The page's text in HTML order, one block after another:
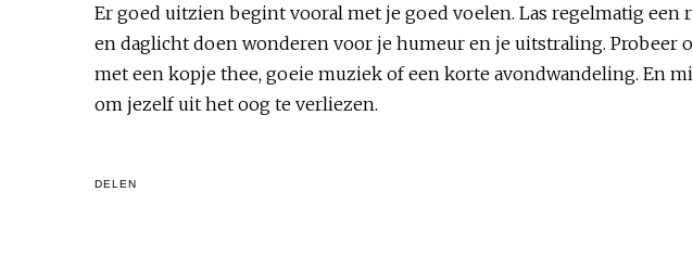
Er goed uitzien begint vooral met je goed voelen. Las regelmatig
en daglicht doen wonderen voor je humeur en je uitstraling. Probeer
met een kopje thee, goeie muziek of een korte avondwandeling. En
om jezelf uit het oog te verliezen.
DELEN